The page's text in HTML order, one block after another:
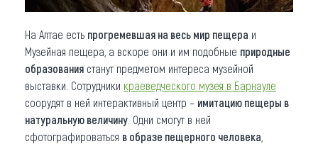
На Алтае есть прогремевшая на весь мир пещера и
Музейная пещера, а вскоре они и им подобные природные
образования станут предметом интереса музейной
выставки. Сотрудники краеведческого музея в Барнауле
соорудят в ней интерактивный центр – имитацию пещеры в
натуральную величину . Одни смогут в ней
сфотографироваться в образе пещерного человека